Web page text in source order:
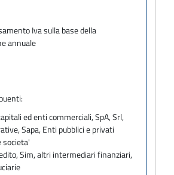
Iva sulla base della
annuale
ed enti commerciali, SpA, Srl,
Sapa, Enti pubblici e privati
societa'
Sim, altri intermediari finanziari,